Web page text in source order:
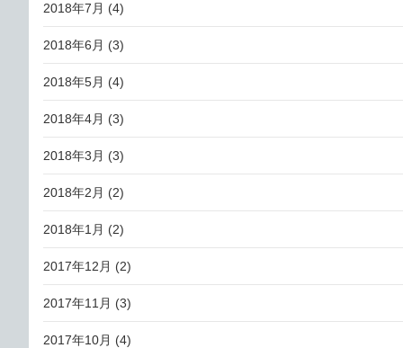
2018年7月 (4)
2018年6月 (3)
2018年5月 (4)
2018年4月 (3)
2018年3月 (3)
2018年2月 (2)
2018年1月 (2)
2017年12月 (2)
2017年11月 (3)
2017年10月 (4)